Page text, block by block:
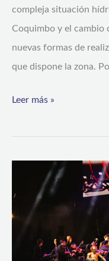
compleja situación
Coquimbo y el cambio
nuevas formas de
que dispone la zona.
Leer más »
Academia
promete
experiencia